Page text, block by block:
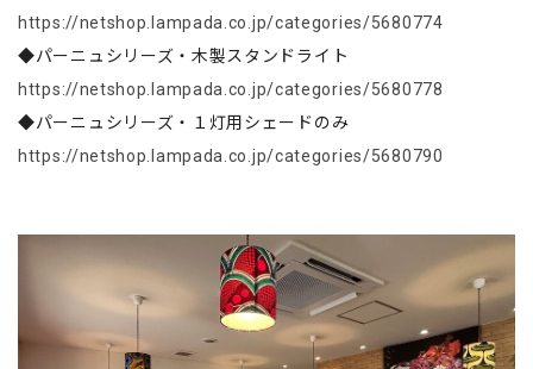
https://netshop.lampada.co.jp/categories/5680774
◆パーニュシリーズ・木製スタンドライト
https://netshop.lampada.co.jp/categories/5680778
◆パーニュシリーズ・１灯用シェードのみ
https://netshop.lampada.co.jp/categories/5680790